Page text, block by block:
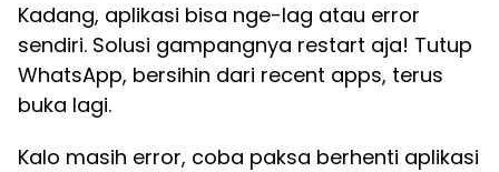
Kadang, aplikasi bisa nge-lag atau error
sendiri. Solusi gampangnya restart aja! Tutup
WhatsApp, bersihin dari recent apps, terus
buka lagi.
Kalo masih error, coba paksa berhenti aplikasi